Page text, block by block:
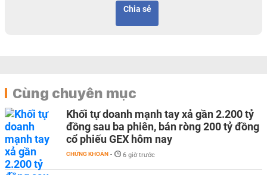
Chia sẻ
Cùng chuyên mục
Khối tự doanh mạnh tay xả gần 2.200 tỷ
đồng sau ba phiên, bán ròng 200 tỷ đồng
cổ phiếu GEX hôm nay
CHỨNG KHOÁN - 6 giờ trước